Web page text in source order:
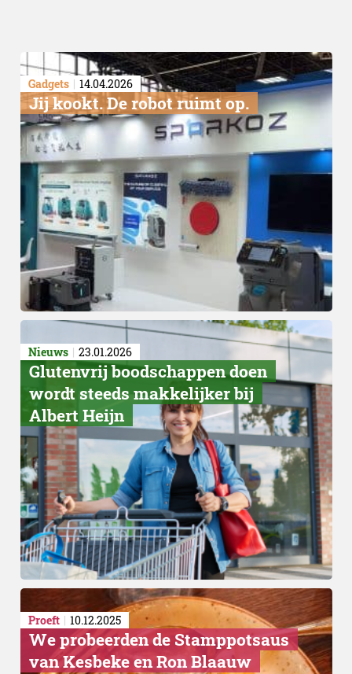
Gadgets 14.04.2026
Jij kookt. De robot ruimt op.
Nieuws 23.01.2026
Glutenvrij boodschappen doen
wordt steeds makkelijker bij
Albert Heijn
Proeft 10.12.2025
We probeerden de Stamppotsaus
van Kesbeke en Ron Blaauw